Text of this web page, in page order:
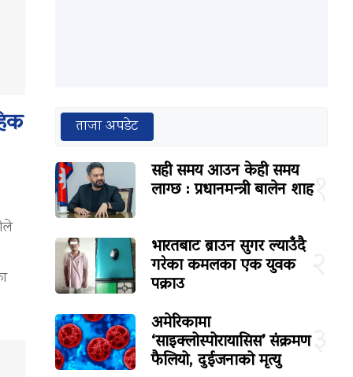
ताजा अपडेट
१
सही समय आउन केही समय
लाग्छ : प्रधानमन्त्री बालेन शाह
भारतबाट ब्राउन सुगर ल्याउँदै
गरेका कमलका एक युवक
पक्राउ
३
अमेरिकामा
‘साइक्लोस्पोरायासिस’ संक्रमण
फैलियो, दुईजनाको मृत्यु